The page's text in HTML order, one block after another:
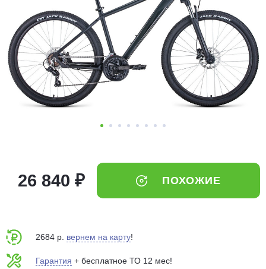
26 840 ₽ ПОХОЖИЕ
2684 р. вернем на карту!
Гарантия + бесплатное ТО 12 мес!
Добавляйте товары
в корзину
Оплачивайте сегодня только
25% картой любого банка
выбранный способом
75% будут